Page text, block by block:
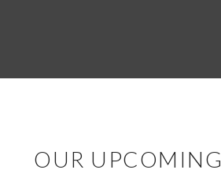
OUR UPCOMING